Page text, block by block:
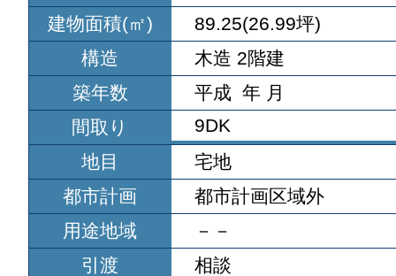
建物面積(㎡)
89.25(26.99坪)
構造
木造 2階建
築年数
平成 年 月
間取り
9DK
地目
宅地
都市計画
都市計画区域外
用途地域
－－
引渡
相談